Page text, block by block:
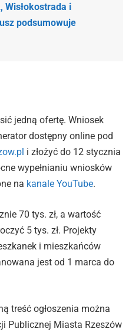
Wisłokostrada i
podsumowuje
jedną ofertę. Wniosek
dostępny online pod
i złożyć do 12 stycznia
wypełnianiu wniosków
na kanale YouTube.
70 tys. zł, a wartość
5 tys. zł. Projekty
i mieszkańców
jest od 1 marca do
treść ogłoszenia można
Publicznej Miasta Rzeszów